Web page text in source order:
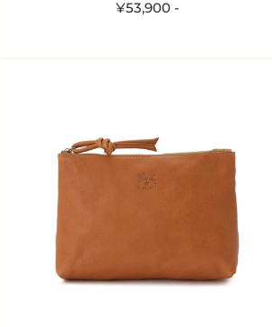
¥53,900 -